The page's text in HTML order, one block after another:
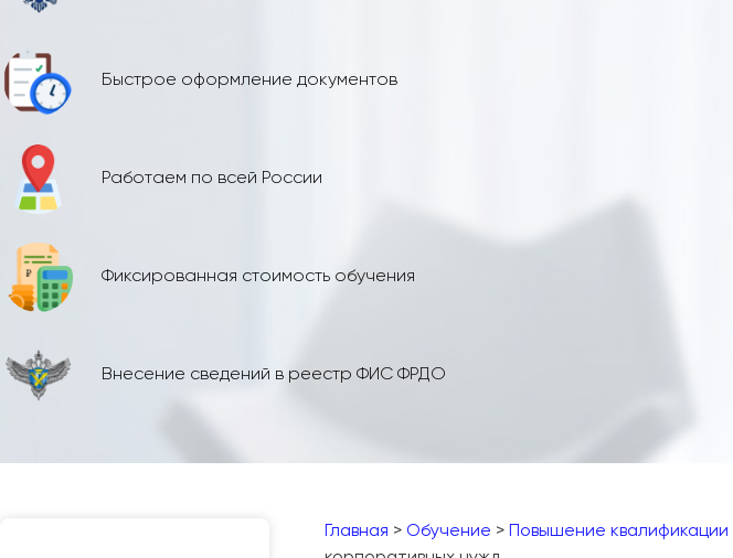
Быстрое оформление документов
Работаем по всей России
Фиксированная стоимость обучения
Внесение сведений в реестр ФИС ФРДО
Главная > Обучение > Повышение квалификации